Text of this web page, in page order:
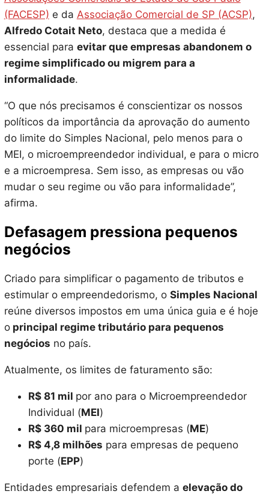
(FACESP) e da Associação Comercial de SP (ACSP),
Alfredo Cotait Neto, destaca que a medida é
essencial para evitar que empresas abandonem o
regime simplificado ou migrem para a
informalidade.
“O que nós precisamos é conscientizar os nossos
políticos da importância da aprovação do aumento
do limite do Simples Nacional, pelo menos para o
MEI, o microempreendedor individual, e para o micro
e a microempresa. Sem isso, as empresas ou vão
mudar o seu regime ou vão para informalidade”,
afirma.
Defasagem pressiona pequenos
negócios
Criado para simplificar o pagamento de tributos e
estimular o empreendedorismo, o Simples Nacional
reúne diversos impostos em uma única guia e é hoje
oprincipal regime tributário para pequenos
negócios no país.
Atualmente, os limites de faturamento são:
R$ 81 mil por ano para o Microempreendedor
Individual (MEI)
R$ 360 mil para microempresas (ME)
R$ 4,8 milhões para empresas de pequeno
porte (EPP)
Entidades empresariais defendem a elevação do